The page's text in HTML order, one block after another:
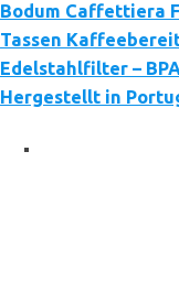
Bodum Caffettiera
Tassen
Edelstahlfilter –
Hergestellt in